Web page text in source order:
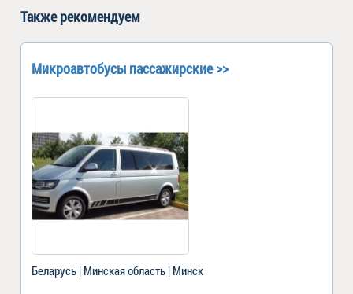
Также рекомендуем
Микроавтобусы пассажирские >>
Беларусь | Минская область | Минск